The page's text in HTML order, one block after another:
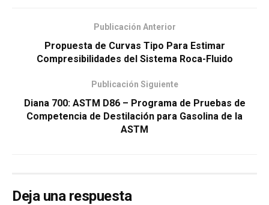
Publicación Anterior
Propuesta de Curvas Tipo Para Estimar
Compresibilidades del Sistema Roca-Fluido
Publicación Siguiente
Diana 700: ASTM D86 – Programa de Pruebas de
Competencia de Destilación para Gasolina de la
ASTM
Deja una respuesta